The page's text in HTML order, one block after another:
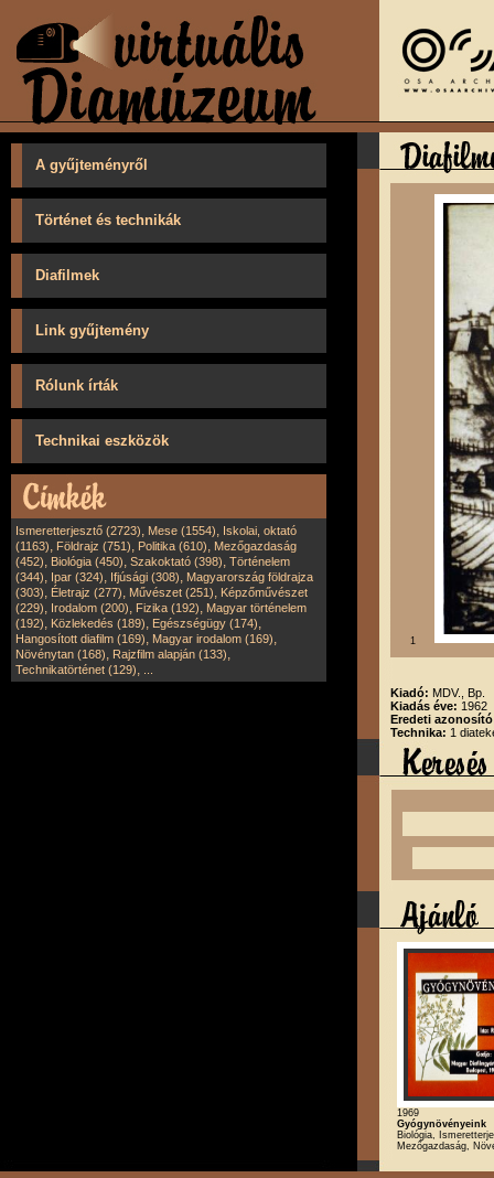
A gyűjteményről
Történet és technikák
Diafilmek
Link gyűjtemény
Rólunk írták
Technikai eszközök
Ismeretterjesztő (2723), Mese (1554), Iskolai, oktató
(1163), Földrajz (751), Politika (610), Mezőgazdaság
(452), Biológia (450), Szakoktató (398), Történelem
(344), Ipar (324), Ifjúsági (308), Magyarország földrajza
(303), Életrajz (277), Művészet (251), Képzőművészet
(229), Irodalom (200), Fizika (192), Magyar történelem
(192), Közlekedés (189), Egészségügy (174),
Hangosított diafilm (169), Magyar irodalom (169),
Növénytan (168), Rajzfilm alapján (133),
Technikatörténet (129),
1
Kiadó: MDV., Bp.
Kiadás éve: 1962
Eredeti
Technika: 1
1969
Gyógynövényeink
Biológia,
Mezőgazdaság,